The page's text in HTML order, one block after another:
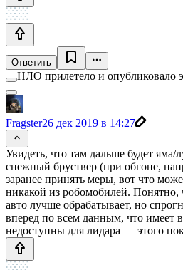
Ответить
НЛО прилетело и опубликовало
Fragster26 дек 2019 в 14:27
Увидеть, что там дальше будет яма/
снежный бруствер (при обгоне,
заранее принять меры, вот что
никакой из робомобилей. Понятно,
авто лучше обрабатывает, но
вперед по всем данным, что имеет
недоступны для лидара — этого